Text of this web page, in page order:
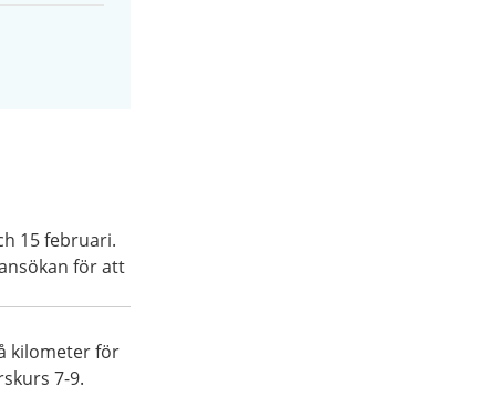
15 februari.
för att
kilometer för
7-9.